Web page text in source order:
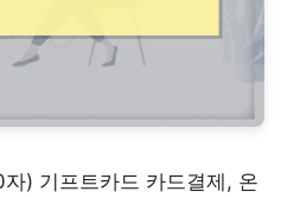
) 기프트카드 카드결제, 온